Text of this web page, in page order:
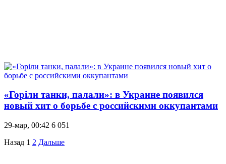
«Горіли танки, палали»: в Украине появился
новый хит о борьбе с российскими оккупантами
29-мар, 00:42 6 051
Назад 1 2 Дальше